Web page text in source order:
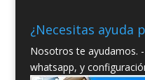
¿Necesitas ayuda
Nosotros te ayudamos.
whatsapp, y